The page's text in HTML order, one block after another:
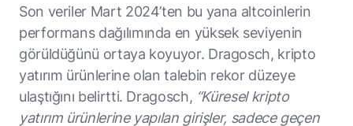
Son veriler Mart 2024’ten bu yana altcoinlerin
performans dağılımında en yüksek seviyenin
görüldüğünü ortaya koyuyor. Dragosch, kripto
yatırım ürünlerine olan talebin rekor düzeye
ulaştığını belirtti. Dragosch, “Küresel kripto
yatırım ürünlerine yapılan girişler, sadece geçen